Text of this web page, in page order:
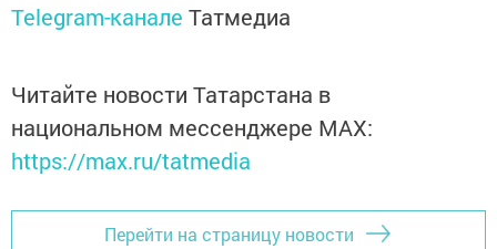
Telegram-канале Татмедиа
Читайте новости Татарстана в
национальном мессенджере MАХ:
https://max.ru/tatmedia
Перейти на страницу новости